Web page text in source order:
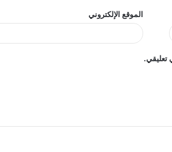
الموقع الإلكتروني
تعليقي.